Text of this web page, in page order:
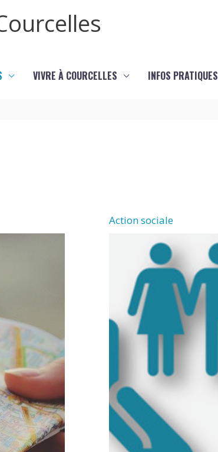
VIVRE À COURCELLES INFOS PRATIQUES
Action sociale